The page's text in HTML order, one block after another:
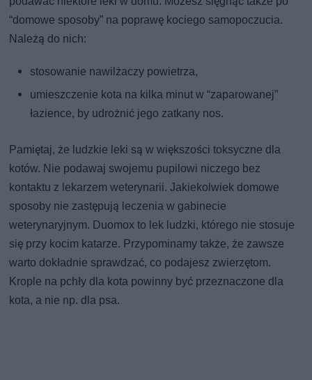
“domowe sposoby” na poprawę kociego samopoczucia.
Należą do nich:
stosowanie nawilżaczy powietrza,
umieszczenie kota na kilka minut w “zaparowanej”
łazience, by udrożnić jego zatkany nos.
Pamiętaj, że ludzkie leki są w większości toksyczne dla
kotów. Nie podawaj swojemu pupilowi niczego bez
kontaktu z lekarzem weterynarii. Jakiekolwiek domowe
sposoby nie zastępują leczenia w gabinecie
weterynaryjnym. Duomox to lek ludzki, którego nie stosuje
się przy kocim katarze. Przypominamy także, że zawsze
warto dokładnie sprawdzać, co podajesz zwierzętom.
Krople na pchły dla kota powinny być przeznaczone dla
kota, a nie np. dla psa.